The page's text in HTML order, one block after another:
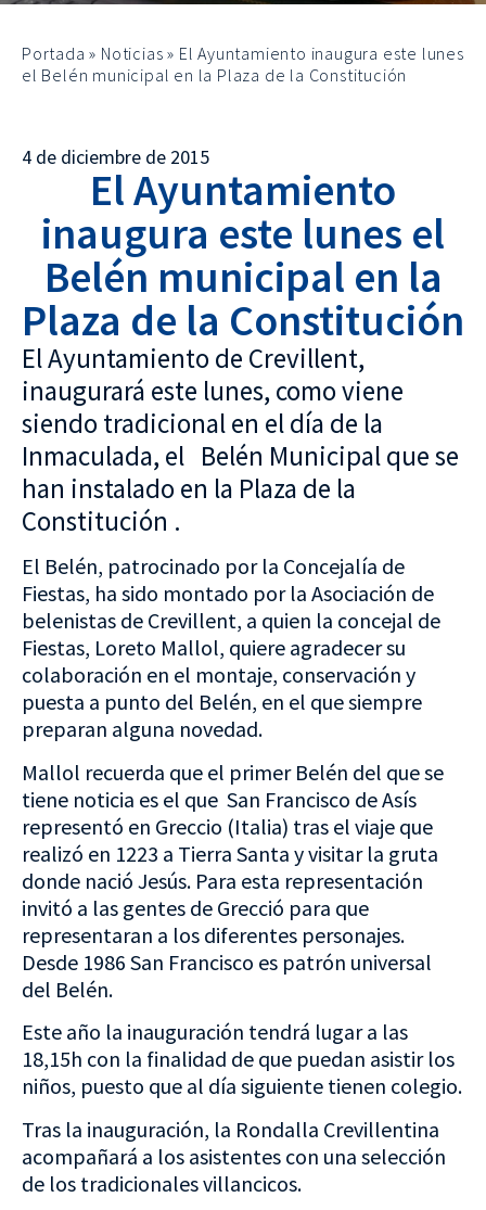
Portada » Noticias » El Ayuntamiento inaugura este lunes
el Belén municipal en la Plaza de la Constitución
4 de diciembre de 2015
El Ayuntamiento
inaugura este lunes el
Belén municipal en la
Plaza de la Constitución
El Ayuntamiento de Crevillent,
inaugurará este lunes, como viene
siendo tradicional en el día de la
Inmaculada, el Belén Municipal que se
han instalado en la Plaza de la
Constitución .
El Belén, patrocinado por la Concejalía de
Fiestas, ha sido montado por la Asociación de
belenistas de Crevillent, a quien la concejal de
Fiestas, Loreto Mallol, quiere agradecer su
colaboración en el montaje, conservación y
puesta a punto del Belén, en el que siempre
preparan alguna novedad.
Mallol recuerda que el primer Belén del que se
tiene noticia es el que San Francisco de Asís
representó en Greccio (Italia) tras el viaje que
realizó en 1223 a Tierra Santa y visitar la gruta
donde nació Jesús. Para esta representación
invitó a las gentes de Grecció para que
representaran a los diferentes personajes.
Desde 1986 San Francisco es patrón universal
del Belén.
Este año la inauguración tendrá lugar a las
18,15h con la finalidad de que puedan asistir los
niños, puesto que al día siguiente tienen colegio.
Tras la inauguración, la Rondalla Crevillentina
acompañará a los asistentes con una selección
de los tradicionales villancicos.